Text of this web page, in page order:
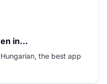
in…
the best app